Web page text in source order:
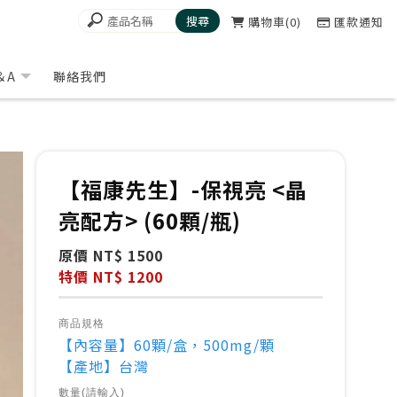
購物車 0 匯款通知
A 聯絡我們
【福康先生】-保視亮 <晶
亮配方> (60顆/瓶)
原價 NT$ 1500
特價 NT$ 1200
商品規格
【內容量】60顆/盒，500mg/顆
【產地】台灣
數量(請輸入)